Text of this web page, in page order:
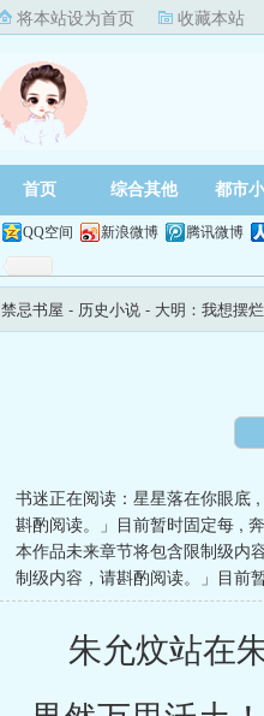
将本站设为首页 收藏本站
首页 综合其他 都市
QQ空间 新浪微博 腾讯微博
禁忌书屋 - 历史小说 - 大明：我想摆
书迷正在阅读： 星星落在你眼底 ,
斟酌阅读。」目前暂时固定每 ,
本作品未来章节将包含限制级内
制级内容，请斟酌阅读。」目前
朱允炆站在